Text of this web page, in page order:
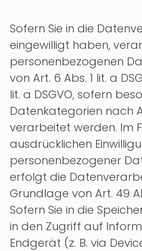
Sofern Sie in die
eingewilligt haben,
personenbezogenen
von Art. 6 Abs. 1 lit. a
lit. a DSGVO, sofern
Datenkategorien nach
verarbeitet werden. Im
ausdrücklichen
personenbezogener
erfolgt die
Grundlage von Art. 49
Sofern Sie in die
in den Zugriff auf
Endgerät (z. B. via